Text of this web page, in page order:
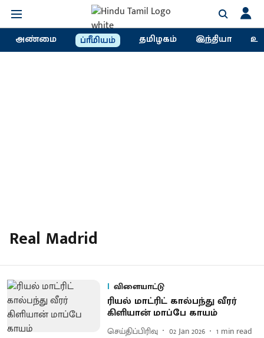
அண்மை ப்ரீமியம் தமிழகம் இந்தியா
Real Madrid
விளையாட்டு
ரியல் மாட்ரிட் கால்பந்து வீரர்
கிளியான் மாப்பே காயம்
செய்திப்பிரிவு 02 Jan 2026 1 min read